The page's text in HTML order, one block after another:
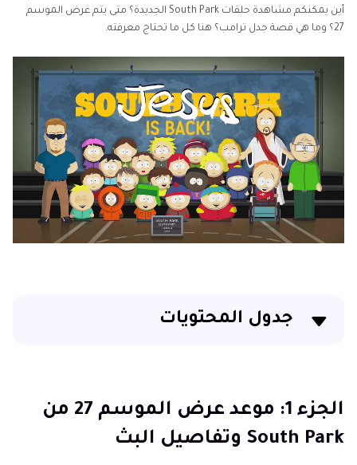
أين يمكنكم مشاهدة حلقات South Park الجديدة؟ متى يتم عرض الموسم
27؟ وما هي قصة جدل ترامب؟ هنا كل ما تحتاج معرفته.
جدول المحتويات
الجزء 2: أين تشاهد الموسم 27 من South Park أونلاين
الجزء 1: موعد عرض الموسم 27 من
South Park وتفاصيل البث